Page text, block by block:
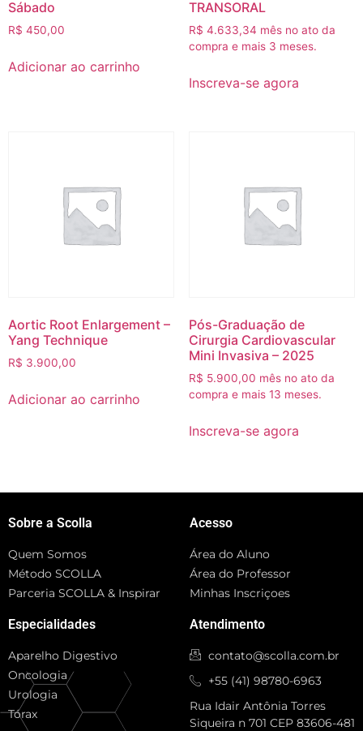
Sábado
R$ 450,00
Adicionar ao carrinho
TRANSORAL
R$ 4.633,34 mês no ato da
compra e mais 3 meses.
Inscreva-se agora
Aortic Root Enlargement –
Yang Technique
R$ 3.900,00
Adicionar ao carrinho
Pós-Graduação de
Cirurgia Cardiovascular
Mini Invasiva – 2025
R$ 5.900,00 mês no ato da
compra e mais 13 meses.
Inscreva-se agora
Sobre a Scolla
Quem Somos
Método SCOLLA
Parceria SCOLLA & Inspirar
Especialidades
Aparelho Digestivo
Oncologia
Urologia
Tórax
Acesso
Área do Aluno
Área do Professor
Minhas Inscriçoes
Atendimento
contato@scolla.com.br
+55 (41) 98780-6963
Rua Idair Antônia Torres
Siqueira n 701 CEP 83606-481